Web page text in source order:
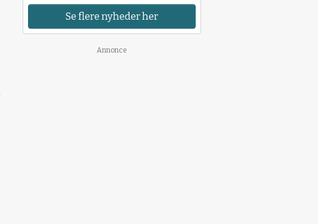
Se flere nyheder her
Annonce